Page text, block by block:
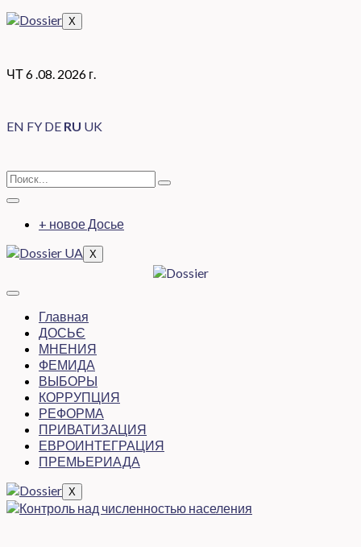
X
ЧТ 6 .08. 2026 г.
EN FY DE RU UK
+ новое Досье
X
Главная
ДОСЬЄ
МНЕНИЯ
ФЕМИДА
ВЫБОРЫ
КОРРУПЦИЯ
РЕФОРМА
ПРИВАТИЗАЦИЯ
ЕВРОИНТЕГРАЦИЯ
ПРЕМЬЕРИАДА
X